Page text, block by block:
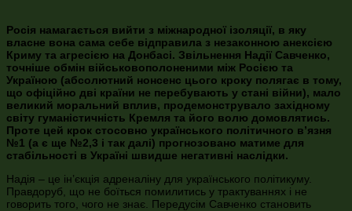
Росія намагається вийти з міжнародної ізоляції, в яку
власне вона сама себе відправила з незаконною анексією
Криму та агресією на Донбасі. Звільнення Надії Савченко,
точніше обмін військовополоненими між Росією та
Україною (абсолютний нонсенс цього кроку полягає в тому,
що офіційно дві країни не перебувають у стані війни), мало
великий моральний вплив, продемонструвало західному
світу гуманістичність Кремля та його волю домовлятись.
Проте цей крок стосовно українського політичного в’язня
№1 (а є ще №2,3 і так далі) прогнозовано матиме для
стабільності в Україні швидше негативні наслідки.
Надія – це ін’єкція адреналіну для українського політикуму.
Правдоруб, що не боїться помилитись у трактуваннях і не
говорить того, чого не знає. Передусім Савченко становить